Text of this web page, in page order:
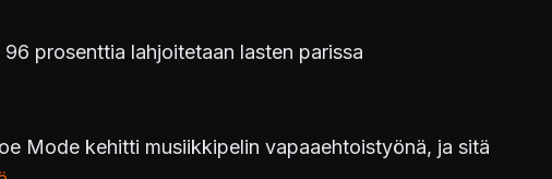
prosenttia lahjoitetaan lasten parissa
Mode kehitti musiikkipelin vapaaehtoistyönä, ja sitä